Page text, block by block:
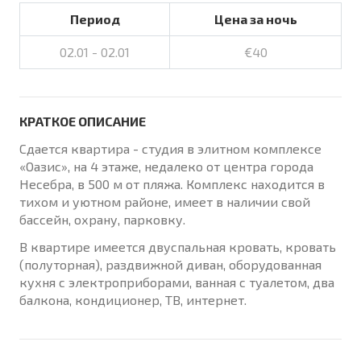
Период Цена за ночь
02.01 - 02.01 €40
КРАТКОЕ ОПИСАНИЕ
Сдается квартира - студия в элитном комплексе
«Оазис», на 4 этаже, недалеко от центра города
Несебра, в 500 м от пляжа. Комплекс находится в
тихом и уютном районе, имеет в наличии свой
бассейн, охрану, парковку.
В квартире имеется двуспальная кровать, кровать
(полуторная), раздвижной диван, оборудованная
кухня с электроприборами, ванная с туалетом, два
балкона, кондиционер, ТВ, интернет.